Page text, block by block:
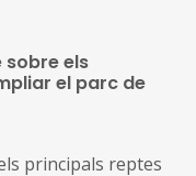
d’aigua.
sobre els
el parc de
principals reptes